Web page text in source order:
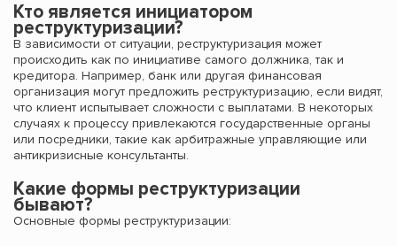
Кто является инициатором
реструктуризации?
В зависимости от ситуации, реструктуризация может
происходить как по инициативе самого должника, так и
кредитора. Например, банк или другая финансовая
организация могут предложить реструктуризацию, если видят,
что клиент испытывает сложности с выплатами. В некоторых
случаях к процессу привлекаются государственные органы
или посредники, такие как арбитражные управляющие или
антикризисные консультанты.
Какие формы реструктуризации
бывают?
Основные формы реструктуризации: